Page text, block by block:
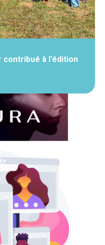
contribué à l’édition